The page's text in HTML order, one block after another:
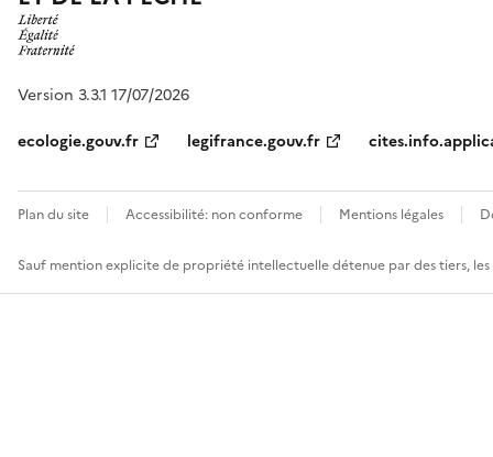
Version 3.3.1 17/07/2026
ecologie.gouv.fr
legifrance.gouv.fr
Plan du site Accessibilité: non conforme Mentions légales
Sauf mention explicite de propriété intellectuelle détenue par des tiers,